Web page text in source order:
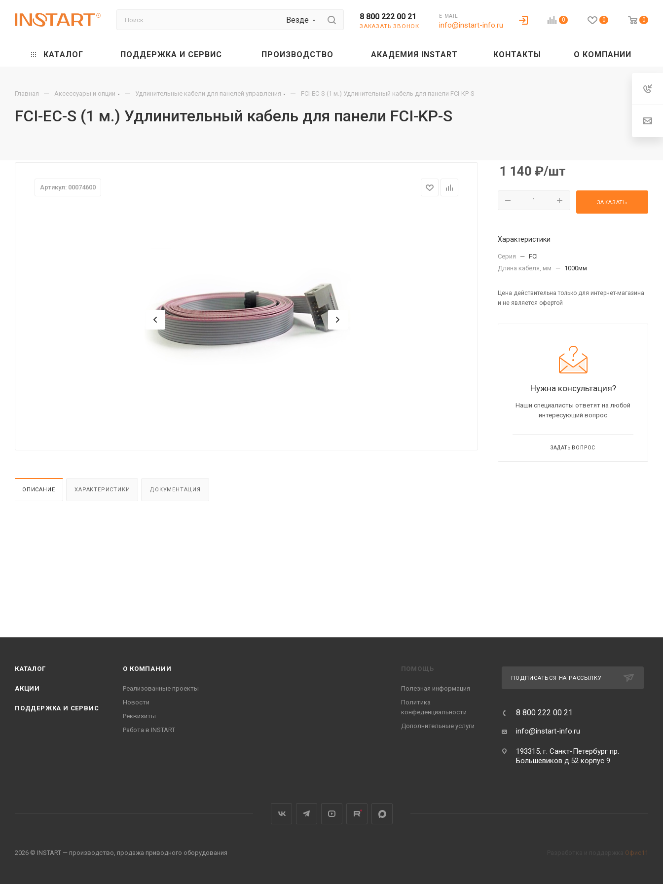
Везде 8 800 222 00 21
ЗАКАЗАТЬ ЗВОНОК
E-MAIL
info@instart-info.ru
0 0 0
КАТАЛОГ ПОДДЕРЖКА И СЕРВИС ПРОИЗВОДСТВО АКАДЕМИЯ INSTART КОНТАКТЫ О КОМПАНИИ
Главная — Аксессуары и опции — Удлинительные кабели для панелей управления — FCI-EC-S (1 м.) Удлинительный кабель для панели FCI-KP-S
FCI-EC-S (1 м.) Удлинительный кабель для панели FCI-KP-S
Артикул: 00074600
ОПИСАНИЕ ХАРАКТЕРИСТИКИ ДОКУМЕНТАЦИЯ
1 140 ₽/шт
ЗАКАЗАТЬ
Характеристики
Серия — FCI
Длина кабеля, мм
— 1000мм
Цена действительна только для интернет-магазина
и не является офертой
Нужна консультация?
Наши специалисты ответят на любой
интересующий вопрос
ЗАДАТЬ ВОПРОС
КАТАЛОГ
АКЦИИ
ПОДДЕРЖКА И СЕРВИС
О КОМПАНИИ
Реализованные проекты
Новости
Реквизиты
Работа в INSTART
ПОМОЩЬ
Полезная информация
Политика
конфеденциальности
Дополнительные услуги
ПОДПИСАТЬСЯ НА РАССЫЛКУ
8 800 222 00 21
info@instart-info.ru
193315, г. Санкт-Петербург пр.
Большевиков д.52 корпус 9
2026 © INSTART — производство, продажа приводного оборудования Офис11